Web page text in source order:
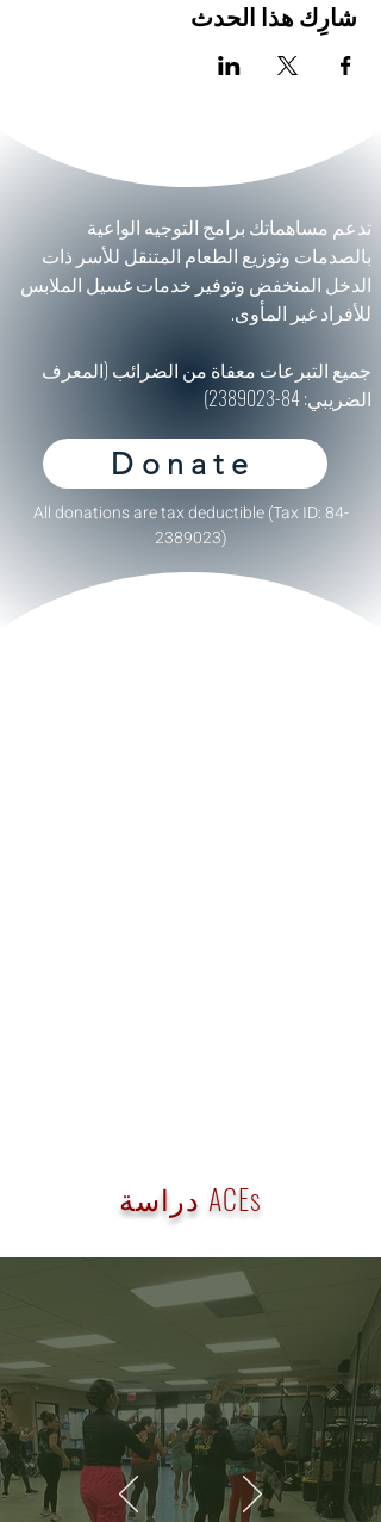
شارِك هذا الحدث
تدعم مساهماتك برامج التوجيه الواعية
بالصدمات وتوزيع الطعام المتنقل للأسر ذات
الدخل المنخفض وتوفير خدمات غسيل الملابس
للأفراد غير المأوى.
جميع التبرعات معفاة من الضرائب (المعرف
الضريبي:84-2389023)
Donate
All donations are tax deductible (Tax ID:84-
2389023)
دراسة ACEs